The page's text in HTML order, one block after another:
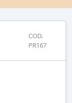
COD.
PR167